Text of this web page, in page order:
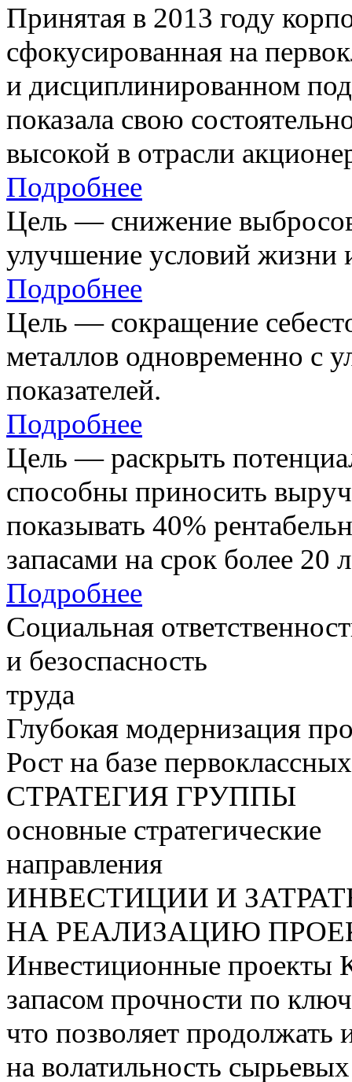
Принятая в 2013 году
сфокусированная на
и дисциплинированном
показала свою
высокой в отрасли
Подробнее
Цель — снижение
улучшение условий жизни
Подробнее
Цель — сокращение
металлов одновременно с
показателей.
Подробнее
Цель — раскрыть
способны приносить
показывать 40%
запасами на срок более 20
Подробнее
Социальная
и безоспасность
труда
Глубокая модернизация
Рост на базе
СТРАТЕГИЯ ГРУППЫ
основные стратегические
направления
ИНВЕСТИЦИИ И
НА РЕАЛИЗАЦИЮ
Инвестиционные проекты
запасом прочности по
что позволяет продолжать
на волатильность